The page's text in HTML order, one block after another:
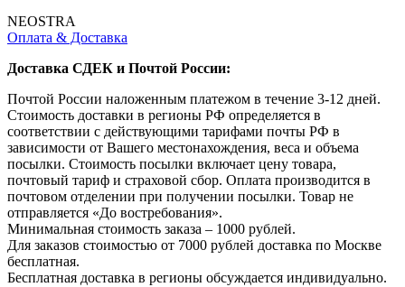
NEOSTRA
Оплата & Доставка
Доставка СДЕК и Почтой России:
Почтой России наложенным платежом в течение 3-12 дней.
Стоимость доставки в регионы РФ определяется в
соответствии с действующими тарифами почты РФ в
зависимости от Вашего местонахождения, веса и объема
посылки. Стоимость посылки включает цену товара,
почтовый тариф и страховой сбор. Оплата производится в
почтовом отделении при получении посылки. Товар не
отправляется «До востребования».
Минимальная стоимость заказа – 1000 рублей.
Для заказов стоимостью от 7000 рублей доставка по Москве
бесплатная.
Бесплатная доставка в регионы обсуждается индивидуально.